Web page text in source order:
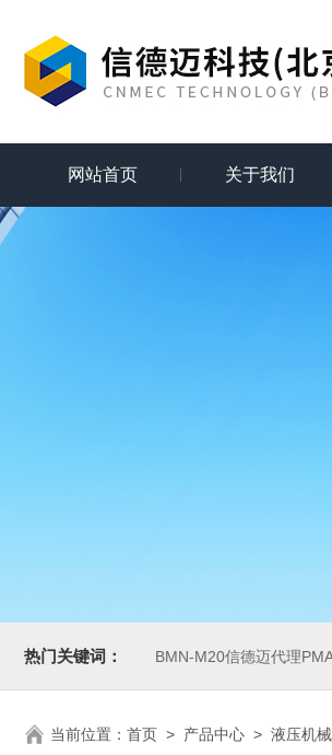
网站首页 关于我们
热门关键词： BMN-M20信德迈代理
当前位置： 首页 > 产品中心 > 液压机